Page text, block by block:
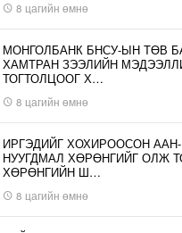
8 цагийн өмнө
МОНГОЛБАНК БНСУ-ЫН ТӨВ
ХАМТРАН ЗЭЭЛИЙН
ТОГТОЛЦООГ Х…
8 цагийн өмнө
ИРГЭДИЙГ ХОХИРООСОН
НУУГДМАЛ ХӨРӨНГИЙГ ОЛЖ
ХӨРӨНГИЙН Ш…
8 цагийн өмнө